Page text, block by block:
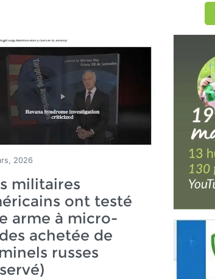
2026
militaires
ont testé
arme à micro-
achetée de
russes